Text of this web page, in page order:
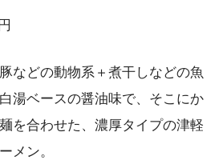
などの動物系＋煮干しなどの魚
湯ベースの醤油味で、そこにか
を合わせた、濃厚タイプの津軽
メン。